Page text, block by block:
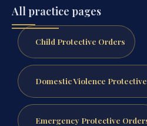
All practice pages
Child Protective Orders
Domestic Violence
Emergency Protective